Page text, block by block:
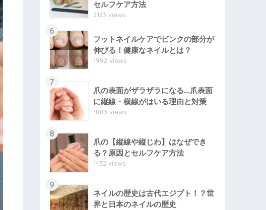
セルフケア方法
2133 views
6
フットネイルケアでピンクの部分が
伸びる！健康なネイルとは？
1992 views
7
爪の表面がザラザラになる...爪表面
に縦線・横線がはいる理由と対策
1883 views
8
爪の【縦線や縦じわ】はなぜでき
る？原因とセルフケア方法
1432 views
9
ネイルの歴史は古代エジプト！？世
界と日本のネイルの歴史